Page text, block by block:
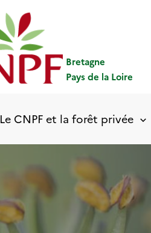
Bretagne
Pays de la Loire
Le CNPF et la forêt privée